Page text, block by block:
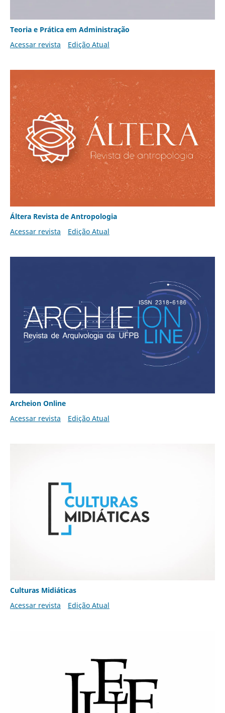
Teoria e Prática em Administração
Acessar revista
Edição Atual
Áltera Revista de Antropologia
Acessar revista
Edição Atual
Archeion Online
Acessar revista
Edição Atual
Culturas Midiáticas
Acessar revista
Edição Atual